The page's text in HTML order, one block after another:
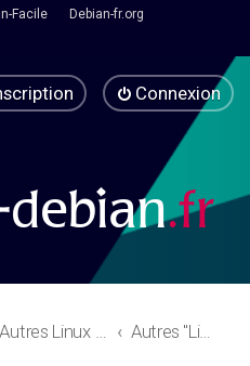
Facile
Debian-fr.org
Connexion
Autres Linux - Pause café Autres "Linux" basées sur debian